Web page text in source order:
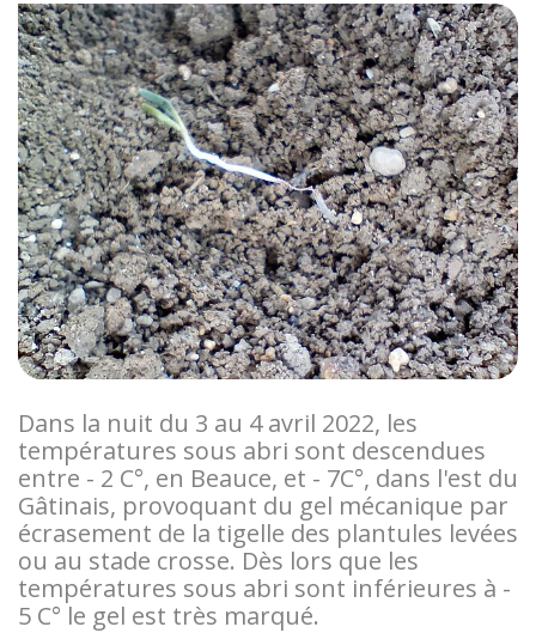
Dans la nuit du 3 au 4 avril 2022, les
températures sous abri sont descendues
entre - 2 C°, en Beauce, et - 7C°, dans l'est du
Gâtinais, provoquant du gel mécanique par
écrasement de la tigelle des plantules levées
ou au stade crosse. Dès lors que les
températures sous abri sont inférieures à -
5 C° le gel est très marqué.